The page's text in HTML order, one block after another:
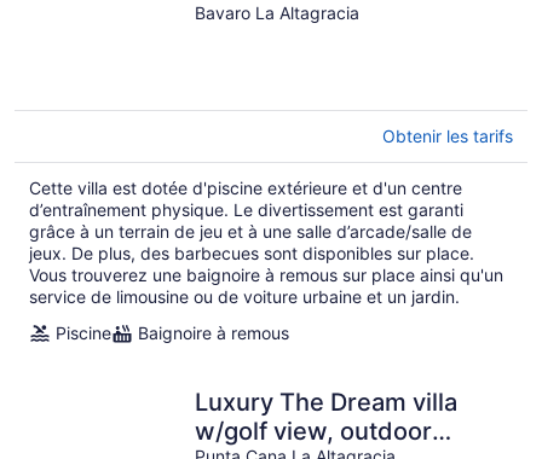
9BR Villa Coral GATED
Bavaro La Altagracia
Obtenir les tarifs
Cette villa est dotée d'piscine extérieure et d'un centre
d’entraînement physique. Le divertissement est garanti
grâce à un terrain de jeu et à une salle d’arcade/salle de
jeux. De plus, des barbecues sont disponibles sur place.
Vous trouverez une baignoire à remous sur place ainsi qu'un
service de limousine ou de voiture urbaine et un jardin.
Piscine
Baignoire à remous
Luxury The Dream villa
w/golf view, outdoor